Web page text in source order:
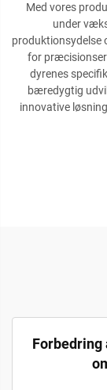
Med vores
under
produktionsydelse
for
dyrenes
bæredygtig
innovative
Forbedring